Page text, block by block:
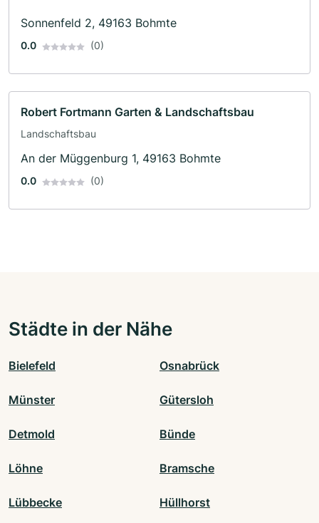
Sonnenfeld 2, 49163 Bohmte
0.0 (0)
Robert Fortmann Garten & Landschaftsbau
Landschaftsbau
An der Müggenburg 1, 49163 Bohmte
0.0 (0)
Städte in der Nähe
Bielefeld Osnabrück
Münster Gütersloh
Detmold Bünde
Löhne Bramsche
Lübbecke Hüllhorst